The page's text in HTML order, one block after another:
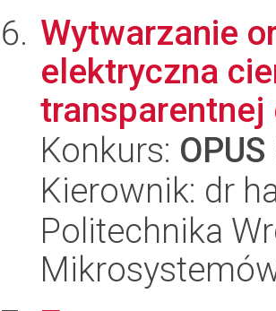
Wytwarzanie
elektryczna
Konkurs: OPUS
Kierownik: dr
Politechnika